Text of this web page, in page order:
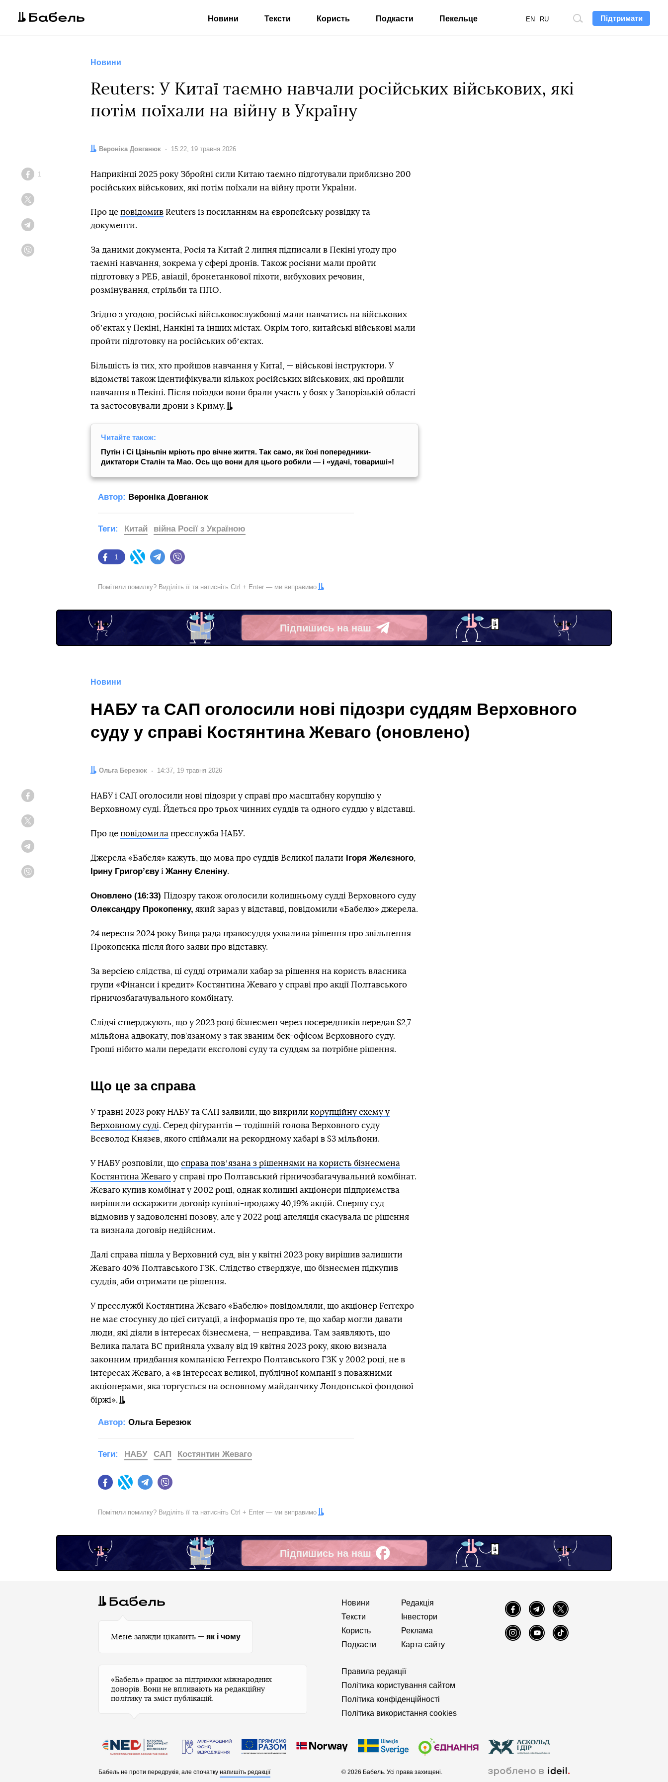
Підтримати
Пошук
EN RU
Новини Тексти Користь Подкасти Пекельце
Новини
Reuters: У Китаї таємно навчали російських військових, які
потім поїхали на війну в Україну
Автор:
Вероніка Довганюк Дата:
15:22, 19 травня 2026
Facebook
1
Наприкінці 2025 року Збройні сили Китаю таємно підготували приблизно 200
російських військових, які потім поїхали на війну проти України.
Про це повідомив Reuters із посиланням на європейську розвідку та
документи.
За даними документа, Росія та Китай 2 липня підписали в Пекіні угоду про
таємні навчання, зокрема у сфері дронів. Також росіяни мали пройти
підготовку з РЕБ, авіації, бронетанкової піхоти, вибухових речовин,
розмінування, стрільби та ППО.
Згідно з угодою, російські військовослужбовці мали навчатись на військових
обʼєктах у Пекіні, Нанкіні та інших містах. Окрім того, китайські військові мали
пройти підготовку на російських обʼєктах.
Більшість із тих, хто пройшов навчання у Китаї, — військові інструктори. У
відомстві також ідентифікували кількох російських військових, які пройшли
навчання в Пекіні. Після поїздки вони брали участь у боях у Запорізькій області
та застосовували дрони з Криму.
Читайте також:
Путін і Сі Цзіньпін мріють про вічне життя. Так само, як їхні попередники-
диктатори Сталін та Мао. Ось що вони для цього робили — і «удачі, товариші»!
Автор: Вероніка Довганюк
Facebook
1
Twitter Telegram
Теги: Китай війна Росії з Україною
Помітили помилку? Виділіть її та натисніть Ctrl + Enter — ми виправимо
Підпишись на наш
Telegram
Новини
НАБУ та САП оголосили нові підозри суддям Верховного
суду у справі Костянтина Жеваго (оновлено)
Автор:
Ольга Березюк Дата:
14:37, 19 травня 2026
НАБУ і САП оголосили нові підозри у справі про масштабну корупцію у
Верховному суді. Йдеться про трьох чинних суддів та одного суддю у відставці.
Про це повідомила пресслужба НАБУ.
Джерела «Бабеля» кажуть, що мова про суддів Великої палати Ігоря Желєзного
Ірину Григорʼєвуі Жанну Єленіну.
Оновлено (16:33) Підозру також оголосили колишньому судді Верховного суду
Олександру Прокопенку, який зараз у відставці, повідомили «Бабелю» джерела.
24 вересня 2024 року Вища рада правосуддя ухвалила рішення про звільнення
Прокопенка після його заяви про відставку.
За версією слідства, ці судді отримали хабар за рішення на користь власника
групи «Фінанси і кредит» Костянтина Жеваго у справі про акції Полтавського
гірничозбагачувального комбінату.
Слідчі стверджують, що у 2023 році бізнесмен через посередників передав $2,7
мільйона адвокату, пов’язаному з так званим бек-офісом Верховного суду.
Гроші нібито мали передати ексголові суду та суддям за потрібне рішення.
Що це за справа
У травні 2023 року НАБУ та САП заявили, що викрили корупційну схему у
Верховному суді. Серед фігурантів — тодішній голова Верховного суду
Всеволод Князєв, якого спіймали на рекордному хабарі в $3 мільйони.
У НАБУ розповіли, що справа повʼязана з рішеннями на користь бізнесмена
Костянтина Жеваго у справі про Полтавський гірничозбагачувальний комбінат.
Жеваго купив комбінат у 2002 році, однак колишні акціонери підприємства
вирішили оскаржити договір купівлі-продажу 40,19% акцій. Спершу суд
відмовив у задоволенні позову, але у 2022 році апеляція скасувала це рішення
та визнала договір недійсним.
Далі справа пішла у Верховний суд, він у квітні 2023 року вирішив залишити
Жеваго 40% Полтавського ГЗК. Слідство стверджує, що бізнесмен підкупив
суддів, аби отримати це рішення.
У пресслужбі Костянтина Жеваго «Бабелю» повідомляли, що акціонер Ferrexpo
не має стосунку до цієї ситуації, а інформація про те, що хабар могли давати
люди, які діяли в інтересах бізнесмена, — неправдива. Там заявляють, що
Велика палата ВС прийняла ухвалу від 19 квітня 2023 року, якою визнала
законним придбання компанією Ferrexpo Полтавського ГЗК у 2002 році, не в
інтересах Жеваго, а «в інтересах великої, публічної компанії з поважними
акціонерами, яка торгується на основному майданчику Лондонської фондової
біржі».
Автор: Ольга Березюк
FacebookTwitter Telegram
Теги: НАБУ САП Костянтин Жеваго
Помітили помилку? Виділіть її та натисніть Ctrl + Enter — ми виправимо
Підпишись на наш
Facebook
Мене завжди цікавить — як і чому
Новини
Тексти
Користь
Подкасти
Редакція
Інвестори
Реклама
Карта сайту
FacebookTelegram Twitter
InstagramYouTube TikTok
Правила редакції
Політика користування сайтом
Політика конфіденційності
Політика використання cookies
«Бабель» працює за підтримки міжнародних
донорів. Вони не впливають на редакційну
політику та зміст публікацій.
© 2026 Бабель. Усі права захищені.
Бабель не проти передруків, але спочатку напишіть редакції